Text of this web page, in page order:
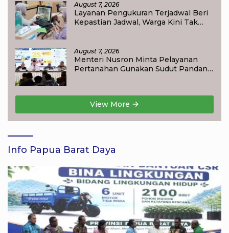
August 7, 2026
Layanan Pengukuran Terjadwal Beri
Kepastian Jadwal, Warga Kini Tak
August 7, 2026
Menteri Nusron Minta Pelayanan
Pertanahan Gunakan Sudut Pandang
View More
Info Papua Barat Daya